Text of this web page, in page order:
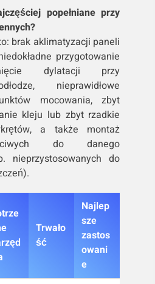
popełniane przy
brak aklimatyzacji paneli
przygotowanie
dylatacji przy
nieprawidłowe
mocowania, zbyt
kleju lub zbyt rzadkie
a także montaż
do danego
nieprzystosowanych do
Trwało
ść
Najlep
sze
zastos
owani
e